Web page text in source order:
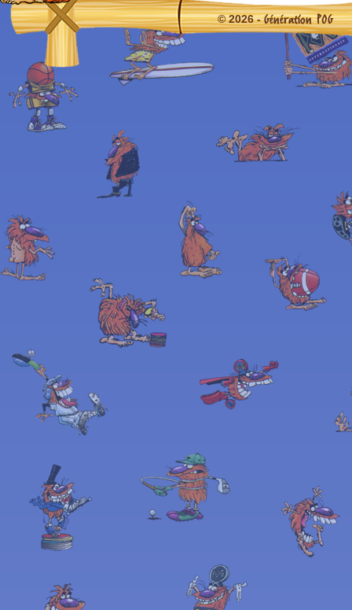
© 2026 -Génération POG